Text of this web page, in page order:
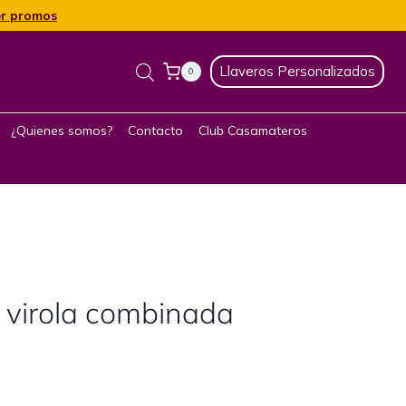
promos
0 Llaveros Personalizados
¿Quienes somos? Contacto Club Casamateros
combinada